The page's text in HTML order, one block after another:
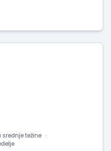
srednje težine